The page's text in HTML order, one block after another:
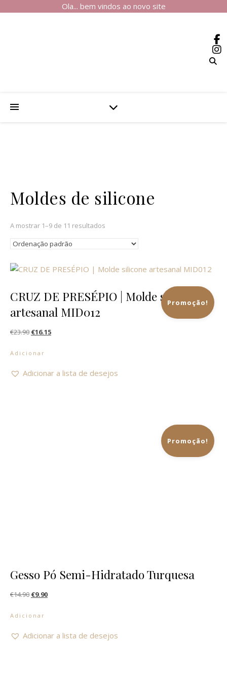
Ola... bem vindos ao novo site
Moldes de silicone
A mostrar 1–9 de 11 resultados
Promoção!
CRUZ DE PRESÉPIO | Molde silicone
artesanal MID012
€23.90 O preço original era: €23.90.
€16.15O preço atual é: €16.15.
Adicionar
Adicionar a lista de desejos
Promoção!
Gesso Pó Semi-Hidratado Turquesa
€14.90 O preço original era: €14.90.
€9.90O preço atual é: €9.90.
Adicionar
Adicionar a lista de desejos